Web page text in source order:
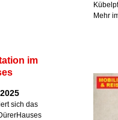
Mehr
im
sich das